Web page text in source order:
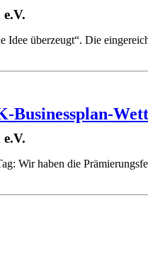
Idee überzeugt“. Die
Businessplan-
Wir haben die